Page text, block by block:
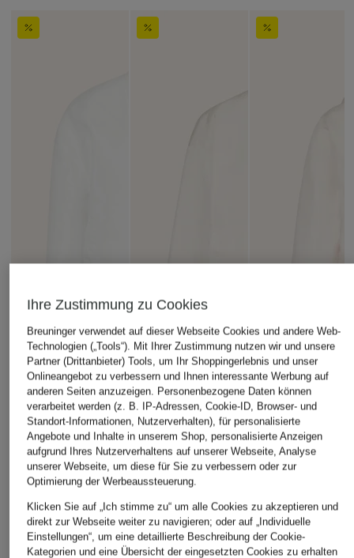
+Aktionsrabatt
STUDIOS
Blouson
+Aktionsrabatt
Jacke HACER
89,99 €
+Aktionsrabatt
Regenjacke
LIGHT
Ihre Zustimmung zu Cookies
Breuninger verwendet auf dieser Webseite Cookies und andere Web-
Technologien („Tools“). Mit Ihrer Zustimmung nutzen wir und unsere
Partner (Drittanbieter) Tools, um Ihr Shoppingerlebnis und unser
Onlineangebot zu verbessern und Ihnen interessante Werbung auf
anderen Seiten anzuzeigen. Personenbezogene Daten können
verarbeitet werden (z. B. IP-Adressen, Cookie-ID, Browser- und
Standort-Informationen, Nutzerverhalten), für personalisierte
Angebote und Inhalte in unserem Shop, personalisierte Anzeigen
aufgrund Ihres Nutzerverhaltens auf unserer Webseite, Analyse
unserer Webseite, um diese für Sie zu verbessern oder zur
Optimierung der Werbeaussteuerung.
Klicken Sie auf „Ich stimme zu“ um alle Cookies zu akzeptieren und
direkt zur Webseite weiter zu navigieren; oder auf „Individuelle
Einstellungen“, um eine detaillierte Beschreibung der Cookie-
Kategorien und eine Übersicht der eingesetzten Cookies zu erhalten